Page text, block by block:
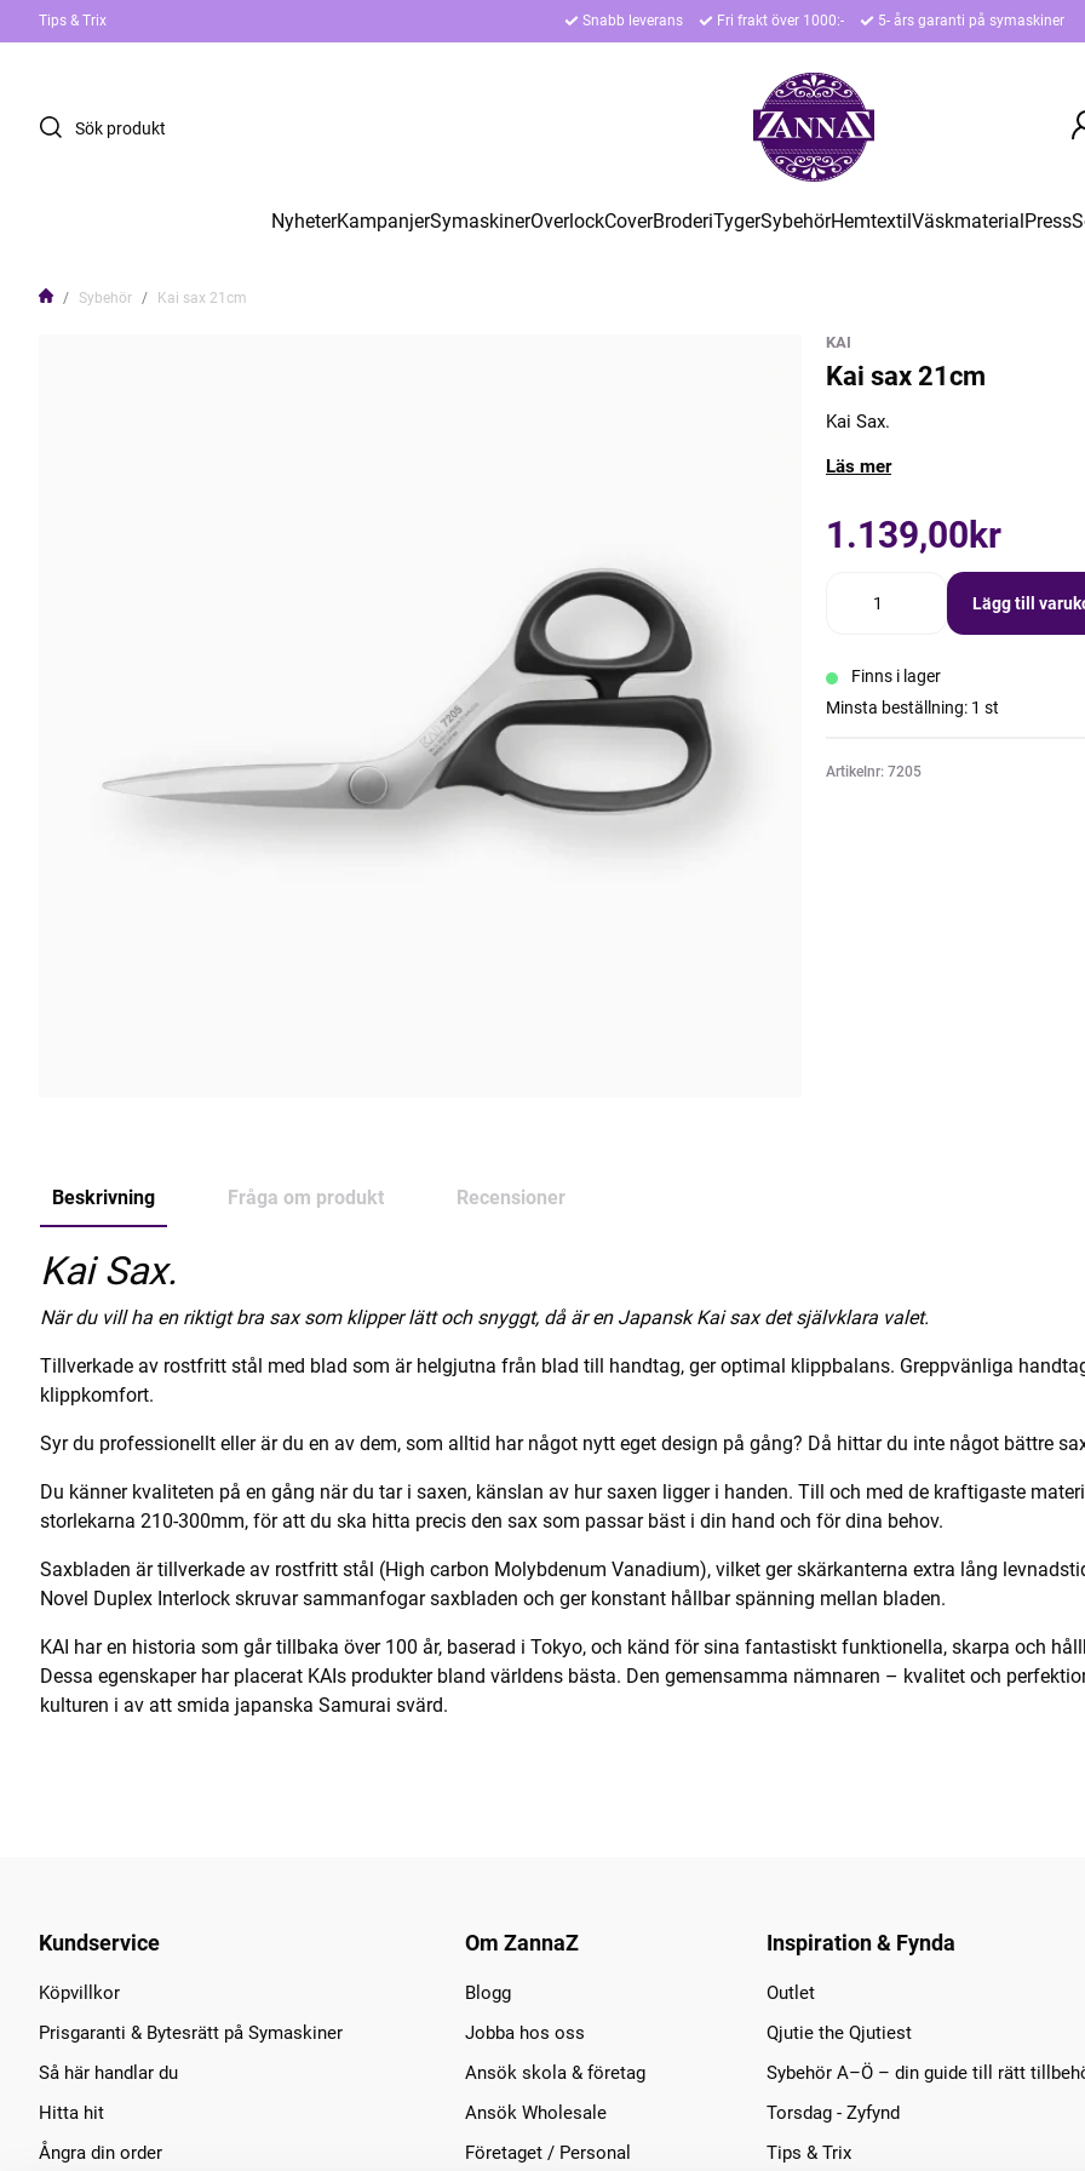
Tips & Trix Snabb leverans Fri frakt över 1000:- 5- års garanti på symaskiner
NyheterKampanjerSymaskinerOverlockCoverBroderiTygerSybehörHemtextilVäskmaterialPress
Sybehör Kai sax 21cm
KAI
Kai sax 21cm
Kai Sax.
Läs mer
1.139,00kr
Lägg till
Finns i lager
Minsta beställning: 1 st
Artikelnr: 7205
Beskrivning Fråga om produkt Recensioner
Kai Sax.
När du vill ha en riktigt bra sax som klipper lätt och snyggt, då är en Japansk Kai sax det självklara valet.
Tillverkade av rostfritt stål med blad som är helgjutna från blad till handtag, ger optimal klippbalans. Greppvänliga
klippkomfort.
Syr du professionellt eller är du en av dem, som alltid har något nytt eget design på gång? Då hittar du inte något bättre
Du känner kvaliteten på en gång när du tar i saxen, känslan av hur saxen ligger i handen. Till och med de kraftigaste
storlekarna 210-300mm, för att du ska hitta precis den sax som passar bäst i din hand och för dina behov.
Saxbladen är tillverkade av rostfritt stål (High carbon Molybdenum Vanadium), vilket ger skärkanterna extra lång
Novel Duplex Interlock skruvar sammanfogar saxbladen och ger konstant hållbar spänning mellan bladen.
KAI har en historia som går tillbaka över 100 år, baserad i Tokyo, och känd för sina fantastiskt funktionella, skarpa och
Dessa egenskaper har placerat KAIs produkter bland världens bästa. Den gemensamma nämnaren – kvalitet och
kulturen i av att smida japanska Samurai svärd.
Kundservice
Köpvillkor
Prisgaranti & Bytesrätt på Symaskiner
Så här handlar du
Hitta hit
Ångra din order
Om ZannaZ
Blogg
Jobba hos oss
Ansök skola & företag
Ansök Wholesale
Företaget / Personal
Inspiration & Fynda
Outlet
Qjutie the Qjutiest
Sybehör A–Ö – din guide till rätt
Torsdag - Zyfynd
Tips & Trix